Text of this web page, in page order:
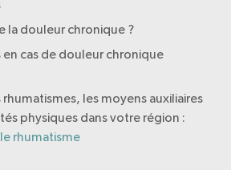
la douleur chronique ?
cas de douleur chronique
les moyens auxiliaires
physiques dans votre région :
rhumatisme